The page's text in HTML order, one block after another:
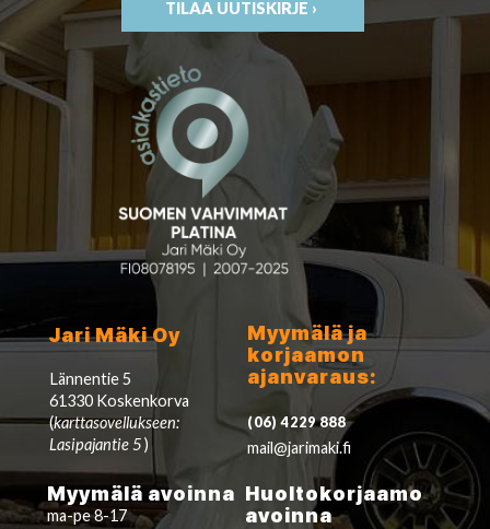
TILAA UUTISKIRJE ›
Jari Mäki Oy
Lännentie 5
61330 Koskenkorva
(karttasovellukseen:
Lasipajantie 5)
Myymälä ja
korjaamon
ajanvaraus:
(06) 4229 888
mail@jarimaki.fi
Myymälä avoinna
ma-pe 8-17
Huoltokorjaamo
avoinna